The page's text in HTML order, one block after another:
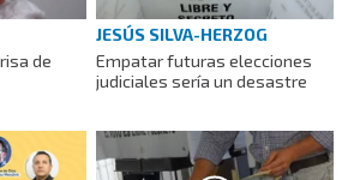
de
JESÚS SILVA-HERZOG
Empatar futuras elecciones
judiciales sería un desastre